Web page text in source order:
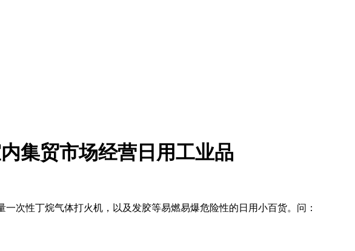
集贸市场经营日用工业品
次性丁烷气体打火机，以及发胶等易燃易爆危险性的日用小百货。问：